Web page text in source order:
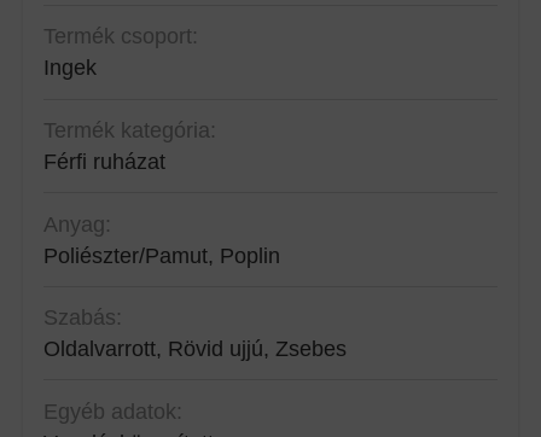
Termék csoport:
Ingek
Termék kategória:
Férfi ruházat
Anyag:
Poliészter/Pamut, Poplin
Szabás:
Oldalvarrott, Rövid ujjú, Zsebes
Egyéb adatok: